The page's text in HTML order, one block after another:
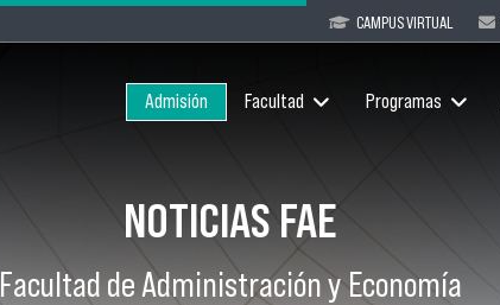
CAMPUS VIRTUAL
Admisión Facultad Programas
NOTICIAS FAE
Facultad de Administración y Economía